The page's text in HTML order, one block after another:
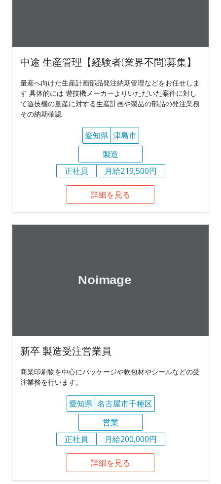
中途 生産管理【経験者(業界不問)募集】
量産へ向けた生産計画部品発注納期管理などをお任せしま
す 具体的には 遊技機メーカーよりいただいた案件に対し
て遊技機の量産に対する生産計画や製品の部品の発注業務
その納期確認
愛知県 津島市
製造
正社員
月給219,500円
詳細を見る
新卒 製造受注営業員
商業印刷物を中心にパッケージや軟包材やシールなどの受
注業務を行います。
愛知県 名古屋市千種区
営業
正社員
月給200,000円
詳細を見る